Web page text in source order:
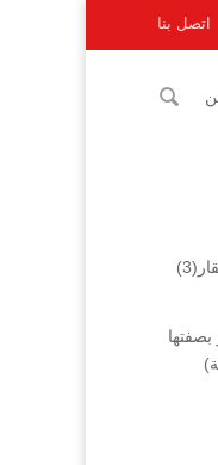
اتصل بنا
(3)